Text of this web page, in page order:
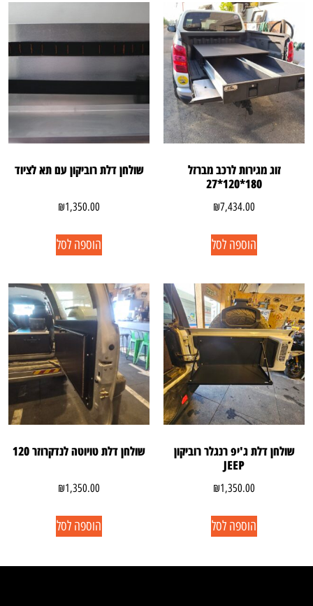
זוג מגירות לרכב מברזל
180*120*27
₪7,434.00
הוספה לסל
שולחן דלת רוביקון עם תא לציוד
₪1,350.00
הוספה לסל
שולחן דלת ג'יפ רנגלר רוביקון
JEEP
₪1,350.00
הוספה לסל
שולחן דלת טויוטה לנדקרוזר 120
₪1,350.00
הוספה לסל